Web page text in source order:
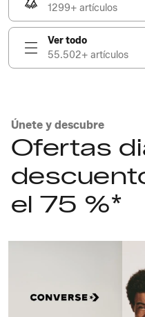
1299+ artículos
Ver todo
55.502+ artículos
Únete y descubre
Ofertas
el 75 %*